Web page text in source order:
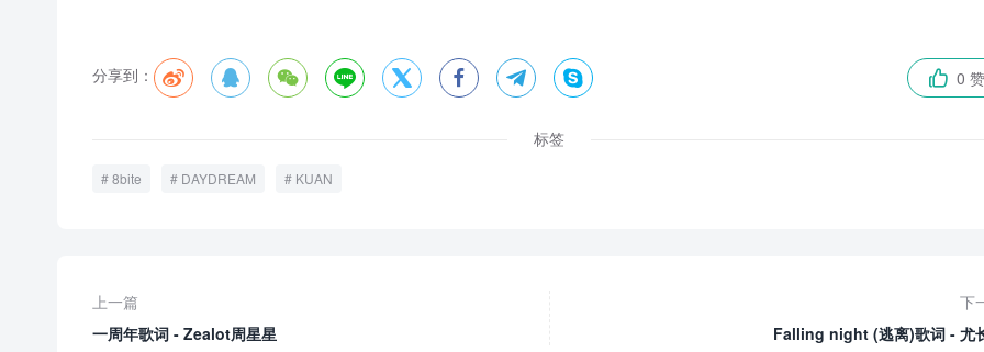
分享到：          0 赞
标签
8bite DAYDREAM KUAN
上一篇
一周年歌词 - Zealot周星星
下
Falling night (逃离)歌词 - 尤